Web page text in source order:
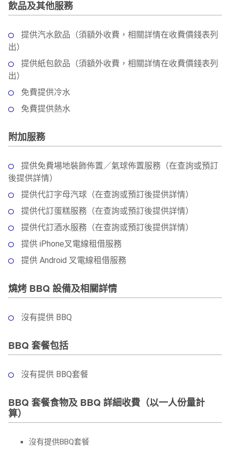
飲品及其他服務
提供汽水飲品（須額外收費，相關詳情在收費價錢表列
出）
提供紙包飲品（須額外收費，相關詳情在收費價錢表列
出）
免費提供冷水
免費提供熱水
附加服務
提供免費場地裝飾佈置／氣球佈置服務（在查詢或預訂
後提供詳情）
提供代訂字母汽球（在查詢或預訂後提供詳情）
提供代訂蛋糕服務（在查詢或預訂後提供詳情）
提供代訂酒水服務（在查詢或預訂後提供詳情）
提供 iPhone叉電線租借服務
提供 Android 叉電線租借服務
燒烤 BBQ 設備及相關詳情
沒有提供 BBQ
BBQ 套餐包括
沒有提供 BBQ套餐
BBQ 套餐食物及 BBQ 詳細收費（以一人份量計
算）
沒有提供BBQ套餐